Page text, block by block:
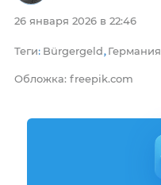
26 января 2026 в 22:46
Теги: Bürgergeld, Германия
Обложка: freepik.com